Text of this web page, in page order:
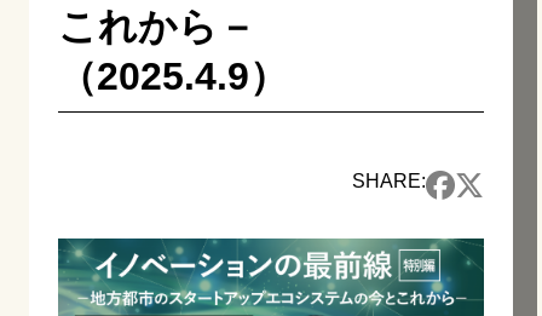
これから－
（2025.4.9）
SHARE: